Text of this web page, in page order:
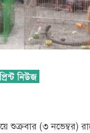
শুক্রবার (৩ নভেম্বর)